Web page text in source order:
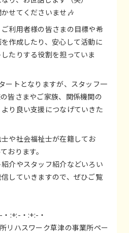
せてくださいませ🎶
利用者様の皆さまの目標や希
作成したり、安心して活動に
たりする役割を担っていま
ートとなりますが、スタッフ一
皆さまやご家族、関係機関の
り良い支援につなげていきた
や社会福祉士が在籍してお
おります。
介やスタッフ紹介などいろい
していきますので、ぜひご覧
:+:-・:+:-・
リハスワーク草津の事業所ペー